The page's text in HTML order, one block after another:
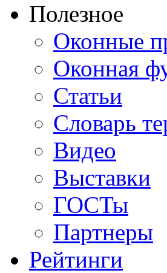
Полезное
Оконные
Оконная
Статьи
Словарь
Видео
Выставки
ГОСТы
Партнеры
Рейтинги